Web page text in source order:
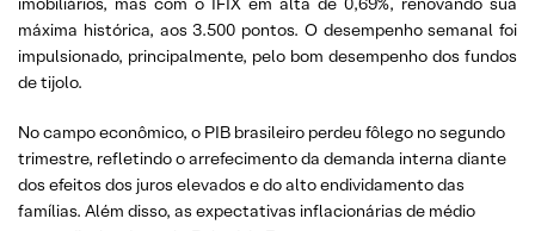
máxima histórica, aos 3.500 pontos. O desempenho semanal foi
impulsionado, principalmente, pelo bom desempenho dos fundos
de tijolo.
No campo econômico, o PIB brasileiro perdeu fôlego no segundo
trimestre, refletindo o arrefecimento da demanda interna diante
dos efeitos dos juros elevados e do alto endividamento das
famílias. Além disso, as expectativas inflacionárias de médio